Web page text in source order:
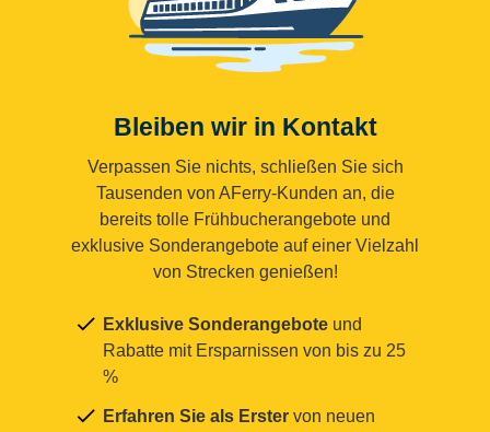
Bleiben wir in Kontakt
Verpassen Sie nichts, schließen Sie sich
Tausenden von AFerry-Kunden an, die
bereits tolle Frühbucherangebote und
exklusive Sonderangebote auf einer Vielzahl
von Strecken genießen!
Exklusive Sonderangebote und
Rabatte mit Ersparnissen von bis zu 25
%
Erfahren Sie als Erster von neuen